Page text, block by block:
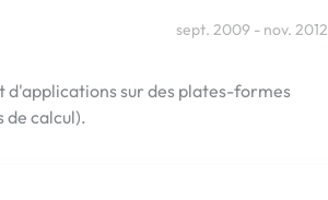
sept. 2009 - nov. 2012
d'applications sur des plates-formes
de calcul).